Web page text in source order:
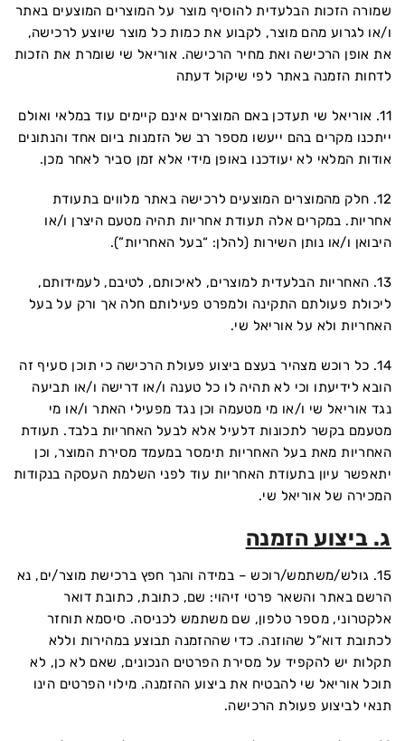
שמורה הזכות הבלעדית להוסיף מוצר על המוצרים המוצעים באתר
ו/או לגרוע מהם מוצר, לקבוע את כמות כל מוצר שיוצע לרכישה,
את אופן הרכישה ואת מחיר הרכישה. אוריאל שי שומרת את הזכות
לדחות הזמנה באתר לפי שיקול דעתה
11. אוריאל שי תעדכן באם המוצרים אינם קיימים עוד במלאי ואולם
ייתכנו מקרים בהם ייעשו מספר רב של הזמנות ביום אחד והנתונים
אודות המלאי לא יעודכנו באופן מידי אלא זמן סביר לאחר מכן.
12. חלק מהמוצרים המוצעים לרכישה באתר מלווים בתעודת
אחריות. במקרים אלה תעודת אחריות תהיה מטעם היצרן ו/או
היבואן ו/או נותן השירות (להלן: “בעל האחריות”).
13. האחריות הבלעדית למוצרים, לאיכותם, לטיבם, לעמידותם,
ליכולת פעולתם התקינה ולמפרט פעילותם חלה אך ורק על בעל
האחריות ולא על אוריאל שי.
14. כל רוכש מצהיר בעצם ביצוע פעולת הרכישה כי תוכן סעיף זה
הובא לידיעתו וכי לא תהיה לו כל טענה ו/או דרישה ו/או תביעה
נגד אוריאל שי ו/או מי מטעמה וכן נגד מפעילי האתר ו/או מי
מטעמם בקשר לתכונות דלעיל אלא לבעל האחריות בלבד. תעודת
האחריות מאת בעל האחריות תימסר במעמד מסירת המוצר, וכן
יתאפשר עיון בתעודת האחריות עוד לפני השלמת העסקה בנקודות
המכירה של אוריאל שי.
ג. ביצוע הזמנה
15. גולש/משתמש/רוכש – במידה והנך חפץ ברכישת מוצר/ים, נא
הרשם באתר והשאר פרטי זיהוי: שם, כתובת, כתובת דואר
אלקטרוני, מספר טלפון, שם משתמש לכניסה. סיסמא תוחזר
לכתובת דוא”ל שהוזנה. כדי שההזמנה תבוצע במהירות וללא
תקלות יש להקפיד על מסירת הפרטים הנכונים, שאם לא כן, לא
תוכל אוריאל שי להבטיח את ביצוע ההזמנה. מילוי הפרטים הינו
תנאי לביצוע פעולת הרכישה.